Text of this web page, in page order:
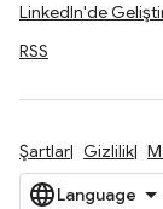
LinkedIn'de
RSS
Şartlar Gizlilik